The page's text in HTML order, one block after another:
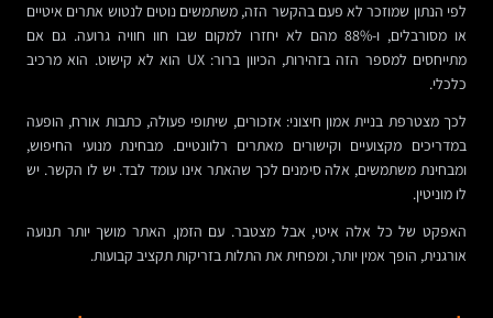
לפי הנתון שמוזכר לא פעם בהקשר הזה, משתמשים נוטים לנטוש אתרים איטיים
או מסורבלים, ו-88% מהם לא יחזרו למקום שבו חוו חוויה גרועה. גם אם
מתייחסים למספר הזה בזהירות, הכיוון ברור: UX הוא לא קישוט. הוא מרכיב
כלכלי.
לכך מצטרפת בניית אמון חיצוני: אזכורים, שיתופי פעולה, כתבות אורח, הופעה
במדריכים מקצועיים וקישורים מאתרים רלוונטיים. מבחינת מנועי החיפוש,
ומבחינת משתמשים, אלה סימנים לכך שהאתר אינו עומד לבד. יש לו הקשר. יש
לו מוניטין.
האפקט של כל אלה איטי, אבל מצטבר. עם הזמן, האתר מושך יותר תנועה
אורגנית, הופך אמין יותר, ומפחית את התלות בזריקות תקציב קבועות.